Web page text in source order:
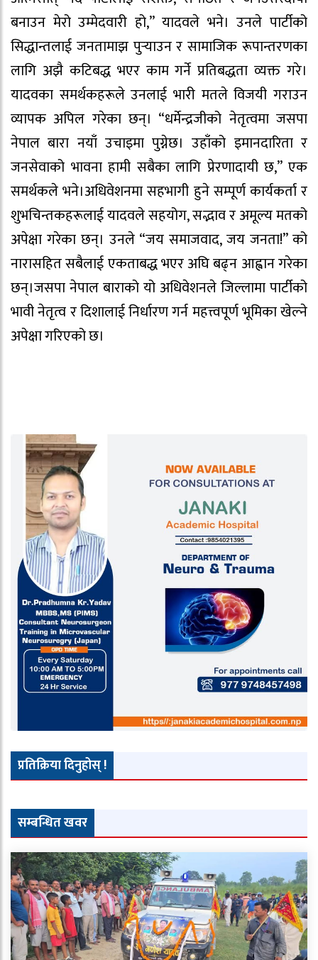
बनाउन मेरो उम्मेदवारी हो,” यादवले भने। उनले पार्टीको
सिद्धान्तलाई जनतामाझ पुर्‍याउन र सामाजिक रूपान्तरणका
लागि अझै कटिबद्ध भएर काम गर्ने प्रतिबद्धता व्यक्त गरे।
यादवका समर्थकहरूले उनलाई भारी मतले विजयी गराउन
व्यापक अपिल गरेका छन्। “धर्मेन्द्रजीको नेतृत्वमा जसपा
नेपाल बारा नयाँ उचाइमा पुग्नेछ। उहाँको इमानदारिता र
जनसेवाको भावना हामी सबैका लागि प्रेरणादायी छ,” एक
समर्थकले भने।अधिवेशनमा सहभागी हुने सम्पूर्ण कार्यकर्ता र
शुभचिन्तकहरूलाई यादवले सहयोग, सद्भाव र अमूल्य मतको
अपेक्षा गरेका छन्। उनले “जय समाजवाद, जय जनता!” को
नारासहित सबैलाई एकताबद्ध भएर अघि बढ्न आह्वान गरेका
छन्।जसपा नेपाल बाराको यो अधिवेशनले जिल्लामा पार्टीको
भावी नेतृत्व र दिशालाई निर्धारण गर्न महत्त्वपूर्ण भूमिका खेल्ने
अपेक्षा गरिएको छ।
प्रतिक्रिया दिनुहोस् !
सम्बन्धित खवर